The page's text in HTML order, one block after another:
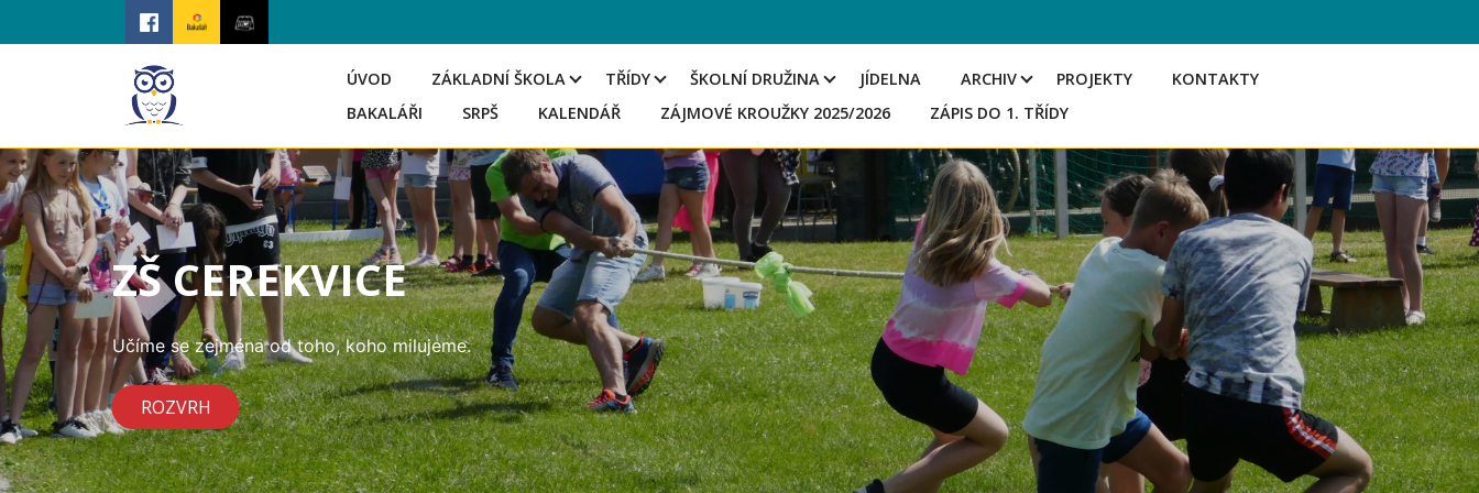
ÚVOD ZÁKLADNÍ ŠKOLA TŘÍDY ŠKOLNÍ DRUŽINA JÍDELNA ARCHIV PROJEKTY
KONTAKTY
BAKALÁŘI
SRPŠ KALENDÁŘ ZÁJMOVÉ KROUŽKY 2025/2026 ZÁPIS DO 1. TŘÍDY
ZŠ CEREKVICE
Učíme se zejména od toho, koho milujeme.
ROZVRH